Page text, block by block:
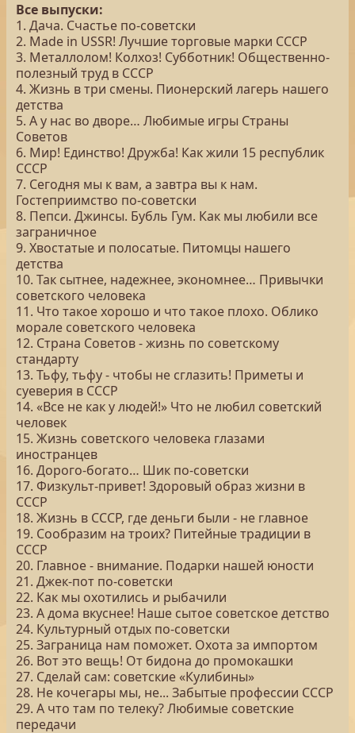
Все выпуски:
1. Дача. Счастье по-советски
2. Made in USSR! Лучшие торговые марки СССР
3. Металлолом! Колхоз! Субботник! Общественно-
полезный труд в СССР
4. Жизнь в три смены. Пионерский лагерь нашего
детства
5. А у нас во дворе… Любимые игры Страны
Советов
6. Мир! Единство! Дружба! Как жили 15 республик
СССР
7. Сегодня мы к вам, а завтра вы к нам.
Гостеприимство по-советски
8. Пепси. Джинсы. Бубль Гум. Как мы любили все
заграничное
9. Хвостатые и полосатые. Питомцы нашего
детства
10. Так сытнее, надежнее, экономнее… Привычки
советского человека
11. Что такое хорошо и что такое плохо. Облико
морале советского человека
12. Страна Советов - жизнь по советскому
стандарту
13. Тьфу, тьфу - чтобы не сглазить! Приметы и
суеверия в СССР
14. «Все не как у людей!» Что не любил советский
человек
15. Жизнь советского человека глазами
иностранцев
16. Дорого-богато… Шик по-советски
17. Физкульт-привет! Здоровый образ жизни в
СССР
18. Жизнь в СССР, где деньги были - не главное
19. Сообразим на троих? Питейные традиции в
СССР
20. Главное - внимание. Подарки нашей юности
21. Джек-пот по-советски
22. Как мы охотились и рыбачили
23. А дома вкуснее! Наше сытое советское детство
24. Культурный отдых по-советски
25. Заграница нам поможет. Охота за импортом
26. Вот это вещь! От бидона до промокашки
27. Сделай сам: советские «Кулибины»
28. Не кочегары мы, не... Забытые профессии СССР
29. А что там по телеку? Любимые советские
передачи